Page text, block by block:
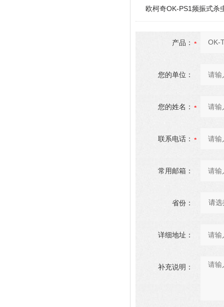
欧柯奇OK-PS1频振式杀
产品：
您的单位：
您的姓名：
联系电话：
常用邮箱：
省份：
详细地址：
补充说明：